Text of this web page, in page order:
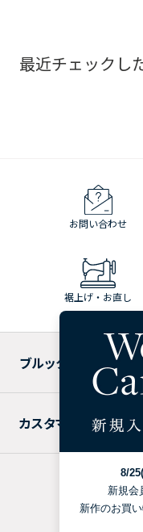
最近チェックし
お問い合わせ
裾上げ・お直し
ブルックス ブラザー
カスタマーサービス